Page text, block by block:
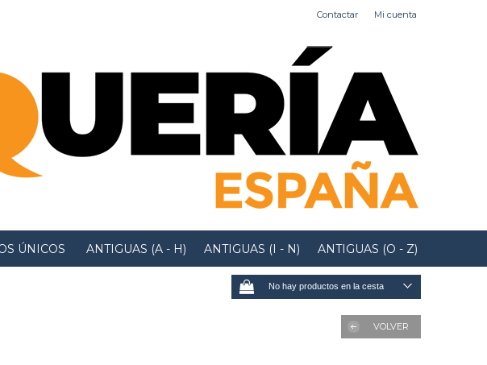
Contactar Mi cuenta
ÚNICOS ANTIGUAS (A - H) ANTIGUAS (I - N) ANTIGUAS (O - Z)
No hay productos en la cesta
VOLVER